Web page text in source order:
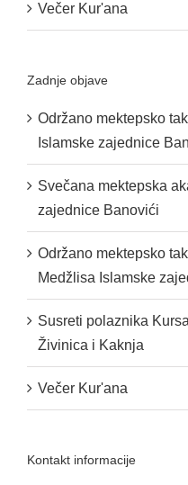
Večer Kur'ana
Zadnje objave
Održano mektepsko
Islamske zajednice
Svečana mektepska
zajednice Banovići
Održano mektepsko
Medžlisa Islamske
Susreti polaznika
Živinica i Kaknja
Večer Kur'ana
Kontakt informacije